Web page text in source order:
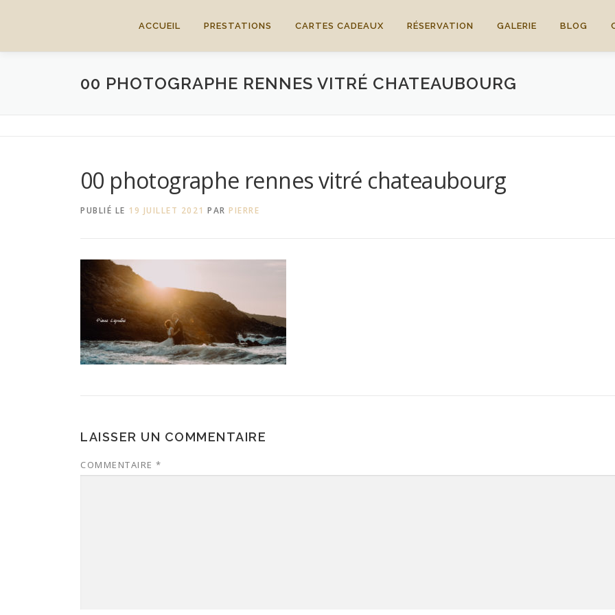
ACCUEIL PRESTATIONS CARTES CADEAUX RÉSERVATION GALERIE BLOG
00 PHOTOGRAPHE RENNES VITRÉ CHATEAUBOURG
00 photographe rennes vitré chateaubourg
PUBLIÉ LE 19 JUILLET 2021 PAR PIERRE
LAISSER UN COMMENTAIRE
COMMENTAIRE *